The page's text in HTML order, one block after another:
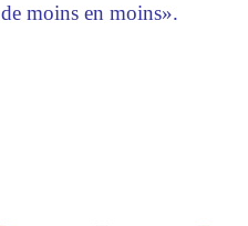
moins en moins».